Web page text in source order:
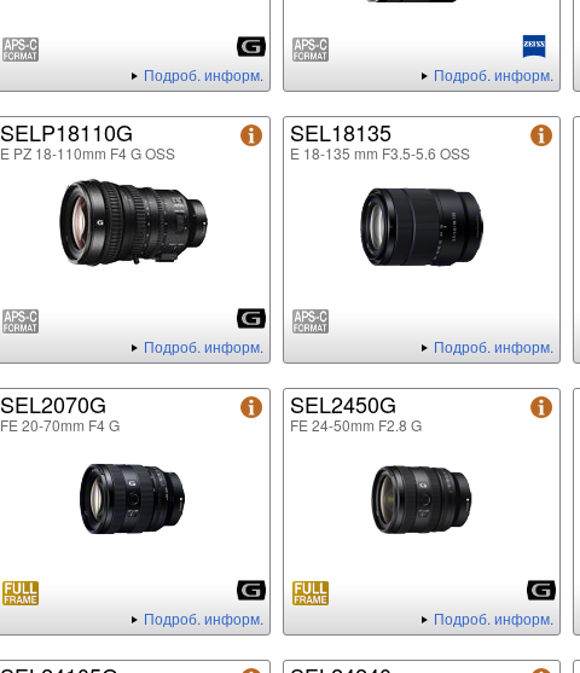
Подроб. информ. Подроб. информ.
SELP18110G
E PZ 18-110mm F4 G OSS
Подроб. информ.
SEL18135
E 18-135 mm F3.5-5.6 OSS
Подроб. информ.
SEL2070G
FE 20-70mm F4 G
Подроб. информ.
SEL2450G
FE 24-50mm F2.8 G
Подроб. информ.